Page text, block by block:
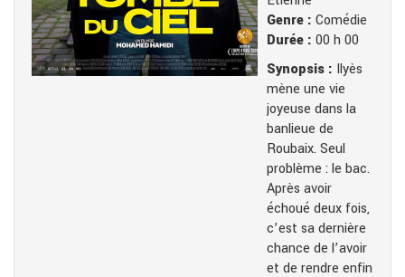
Genre : Comédie
Durée : 00 h 00
Synopsis : Ilyès
mène une vie
joyeuse dans la
banlieue de
Roubaix. Seul
problème : le bac.
Après avoir
échoué deux fois,
c’est sa dernière
chance de l’avoir
et de rendre enfin